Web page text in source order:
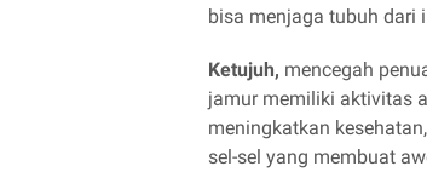
bisa menjaga tubuh dari
Ketujuh, mencegah
jamur memiliki aktivitas
meningkatkan
sel-sel yang membuat